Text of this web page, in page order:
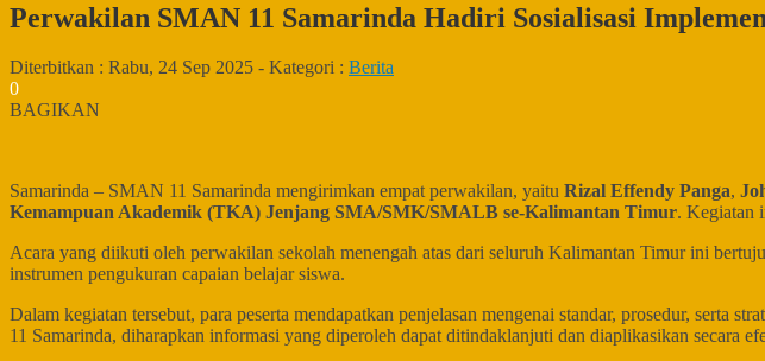
Perwakilan SMAN 11 Samarinda Hadiri Sosialisasi
Diterbitkan : Rabu, 24 Sep 2025 - Kategori : Berita
0
BAGIKAN
Samarinda – SMAN 11 Samarinda mengirimkan empat perwakilan, yaitu Rizal Effendy Panga,
Kemampuan Akademik (TKA) Jenjang SMA/SMK/SMALB se-Kalimantan Timur. Kegiatan
Acara yang diikuti oleh perwakilan sekolah menengah atas dari seluruh Kalimantan Timur ini
instrumen pengukuran capaian belajar siswa.
Dalam kegiatan tersebut, para peserta mendapatkan penjelasan mengenai standar, prosedur,
11 Samarinda, diharapkan informasi yang diperoleh dapat ditindaklanjuti dan diaplikasikan secara